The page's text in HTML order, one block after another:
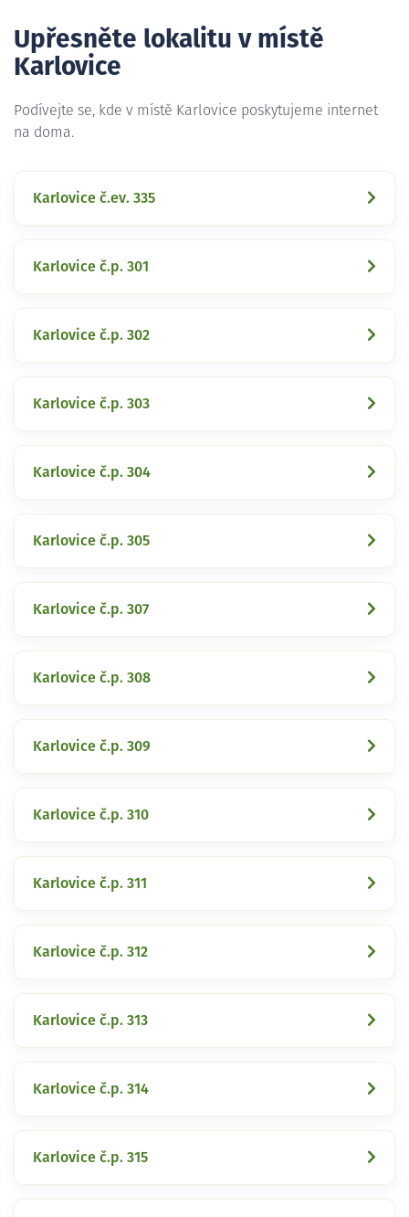
Upřesněte lokalitu v místě
Karlovice
Podívejte se, kde v místě Karlovice poskytujeme internet
na doma.
Karlovice č.ev. 335
Karlovice č.p. 301
Karlovice č.p. 302
Karlovice č.p. 303
Karlovice č.p. 304
Karlovice č.p. 305
Karlovice č.p. 307
Karlovice č.p. 308
Karlovice č.p. 309
Karlovice č.p. 310
Karlovice č.p. 311
Karlovice č.p. 312
Karlovice č.p. 313
Karlovice č.p. 314
Karlovice č.p. 315